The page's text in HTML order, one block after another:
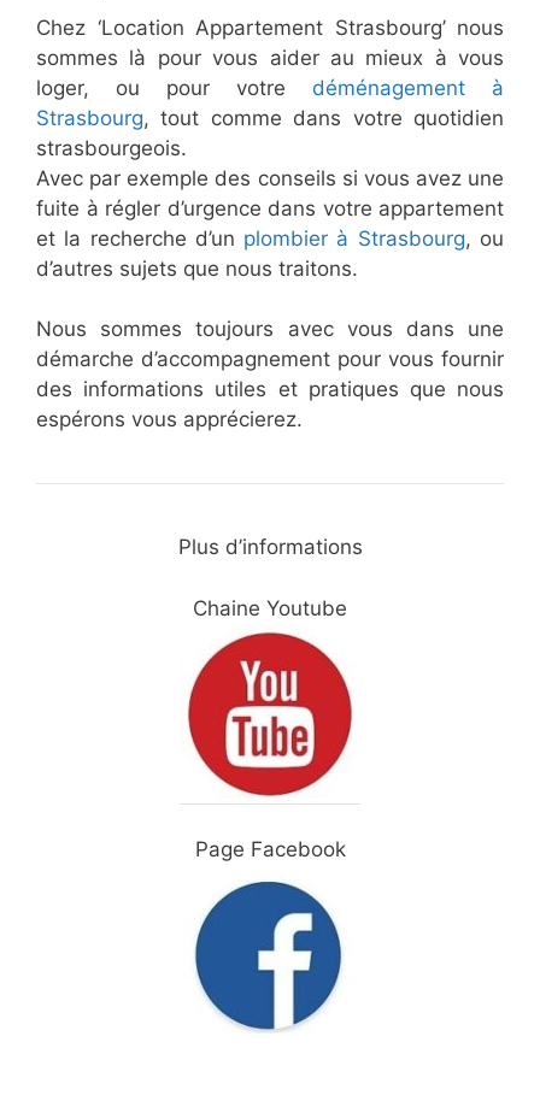
Chez ‘Location Appartement Strasbourg’ nous
sommes là pour vous aider au mieux à vous
loger, ou pour votre déménagement à
Strasbourg, tout comme dans votre quotidien
strasbourgeois.
Avec par exemple des conseils si vous avez une
fuite à régler d’urgence dans votre appartement
et la recherche d’un plombier à Strasbourg, ou
d’autres sujets que nous traitons.
Nous sommes toujours avec vous dans une
démarche d’accompagnement pour vous fournir
des informations utiles et pratiques que nous
espérons vous apprécierez.
Plus d’informations
Chaine Youtube
Page Facebook